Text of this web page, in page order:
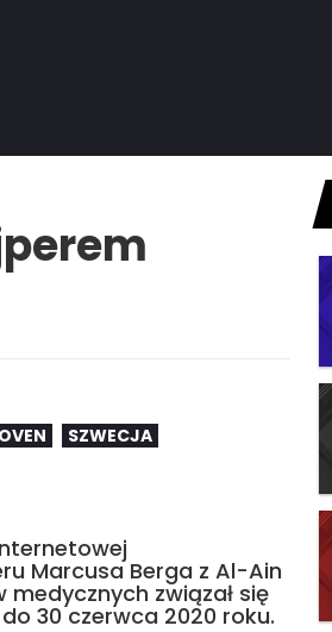
SZWECJA
Marcusa Berga z Al-Ain
związał się
30 czerwca 2020 roku.